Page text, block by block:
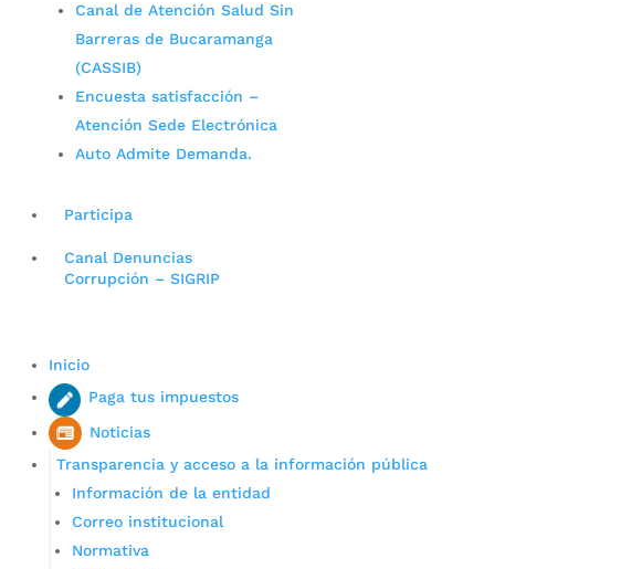
Canal de Atención Salud Sin
Barreras de Bucaramanga
(CASSIB)
Encuesta satisfacción –
Atención Sede Electrónica
Auto Admite Demanda.
Participa
Canal Denuncias
Corrupción – SIGRIP
Inicio
Paga tus impuestos
Noticias
Transparencia y acceso a la información pública
Información de la entidad
Correo institucional
Normativa